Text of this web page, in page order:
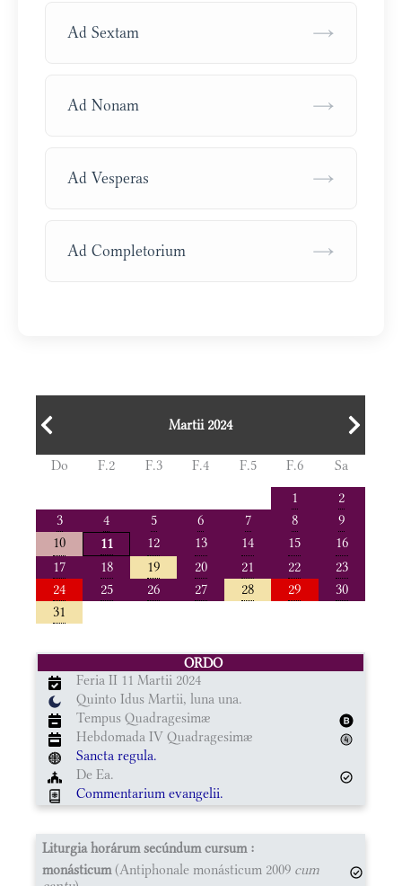
Ad Sextam →
Ad Nonam →
Ad Vesperas →
Ad Completorium →
Martii 2024
Do F.2 F.3 F.4 F.5 F.6
Sa
1
2
3
4 5 6 7 8
9
10
11 12 13 14 15
16
17
18 19 20 21 22
23
24
25 26 27 28 29
30
31
ORDO
Feria II 11 Martii 2024
Quinto Idus Martii, luna una.
Tempus Quadragesimæ
Hebdomada IV Quadragesimæ
Sancta regula.
De Ea.
Commentarium evangelii.
Liturgia horárum secúndum cursum :
monásticum(Antiphonale monásticum 2009 cum